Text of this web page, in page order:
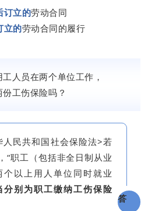
订立的劳动合同
立的劳动合同的履行
人员在两个单位工作，
工伤保险吗？
民共和国社会保险法>若
“职工（包括非全日制从业
以上用人单位同时就业
分别为职工缴纳工伤保险
答